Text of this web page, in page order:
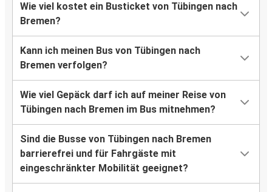
Wie viel kostet ein Busticket von Tübingen nach
Bremen?
Kann ich meinen Bus von Tübingen nach
Bremen verfolgen?
Wie viel Gepäck darf ich auf meiner Reise von
Tübingen nach Bremen im Bus mitnehmen?
Sind die Busse von Tübingen nach Bremen
barrierefrei und für Fahrgäste mit
eingeschränkter Mobilität geeignet?